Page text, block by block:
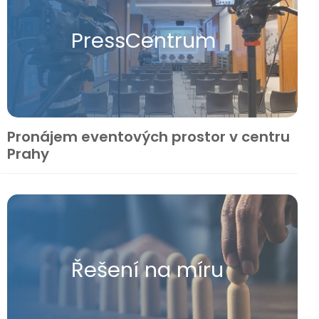
Press​Centrum
Pronájem eventových prostor v centru
Prahy
Řešení na míru